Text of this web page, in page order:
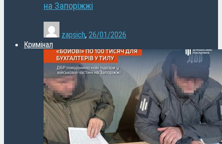
на Запоріжжі
zapsich, 26/01/2026
Кримінал